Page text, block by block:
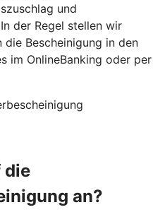
und
der Regel stellen wir
die Bescheinigung in den
im OnlineBanking oder per
die
an?